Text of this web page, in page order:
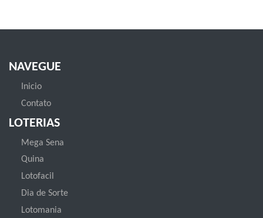
NAVEGUE
Inicio
Contato
LOTERIAS
Mega Sena
Quina
Lotofacil
Dia de Sorte
Lotomania